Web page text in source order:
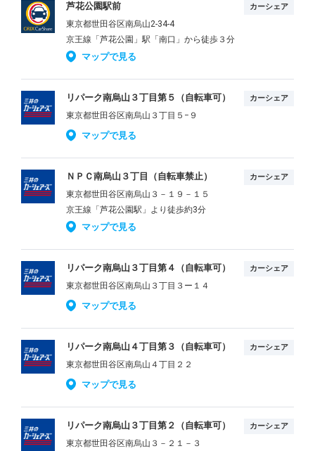
芦花公園駅前 カーシェア
東京都世田谷区南烏山2-34-4
京王線「芦花公園」駅「南口」から徒歩３分
マップで見る
リパーク南烏山３丁目第５（自転車可） カーシェア
東京都世田谷区南烏山３丁目５−９
マップで見る
ＮＰＣ南烏山３丁目（自転車禁止） カーシェア
東京都世田谷区南烏山３－１９－１５
京王線「芦花公園駅」より徒歩約3分
マップで見る
リパーク南烏山３丁目第４（自転車可） カーシェア
東京都世田谷区南烏山３丁目３ー１４
マップで見る
リパーク南烏山４丁目第３（自転車可） カーシェア
東京都世田谷区南烏山４丁目２２
マップで見る
リパーク南烏山３丁目第２（自転車可） カーシェア
東京都世田谷区南烏山３－２１－３